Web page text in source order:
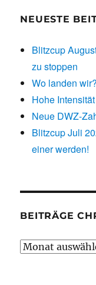
NEUESTE
Blitzcup
zu stoppen
Wo landen
Hohe
Neue DWZ-
Blitzcup Juli
einer werden!
BEITRÄGE
Beiträge